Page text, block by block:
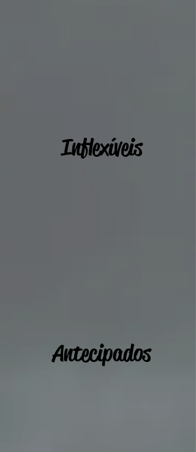
Inflexíveis
Antecipados